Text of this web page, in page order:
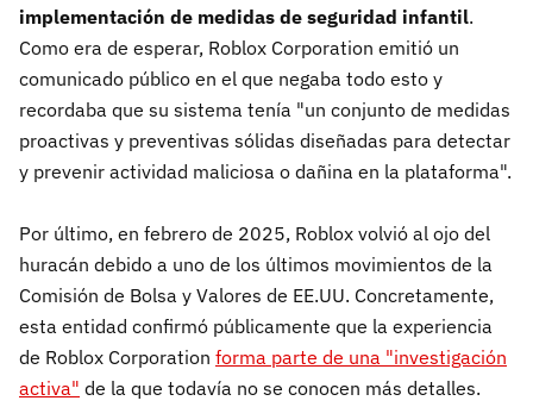
implementación de medidas de seguridad infantil.
Como era de esperar, Roblox Corporation emitió un
comunicado público en el que negaba todo esto y
recordaba que su sistema tenía "un conjunto de medidas
proactivas y preventivas sólidas diseñadas para detectar
y prevenir actividad maliciosa o dañina en la plataforma".
Por último, en febrero de 2025, Roblox volvió al ojo del
huracán debido a uno de los últimos movimientos de la
Comisión de Bolsa y Valores de EE.UU. Concretamente,
esta entidad confirmó públicamente que la experiencia
de Roblox Corporation forma parte de una "investigación
activa" de la que todavía no se conocen más detalles.